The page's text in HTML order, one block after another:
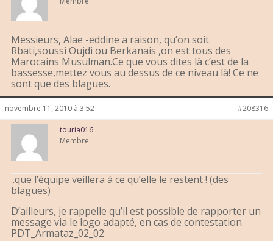
Messieurs, Alae -eddine a raison, qu’on soit
Rbati,soussi Oujdi ou Berkanais ,on est tous des
Marocains Musulman.Ce que vous dites là c’est de la
bassesse,mettez vous au dessus de ce niveau là! Ce ne
sont que des blagues.
novembre 11, 2010 à 3:52 #208316
touria016
Membre
..que l’équipe veillera à ce qu’elle le restent ! (des
blagues)
D’ailleurs, je rappelle qu’il est possible de rapporter un
message via le logo adapté, en cas de contestation.
PDT_Armataz_02_02